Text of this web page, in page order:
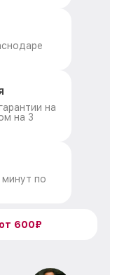
на
на 3
минут по
от 600₽